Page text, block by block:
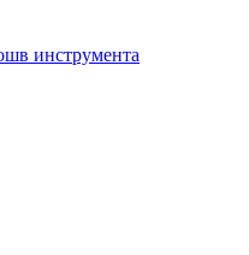
инструмента